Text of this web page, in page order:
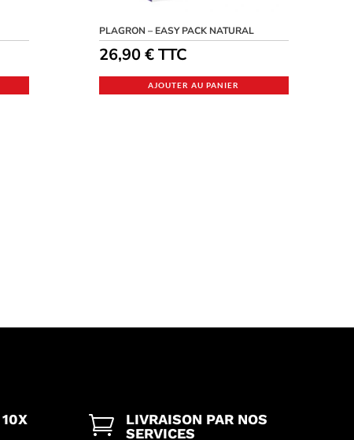
PLAGRON – EASY PACK NATURAL
26,90€TTC
AJOUTER AU PANIER

LIVRAISON PAR NOS
SERVICES